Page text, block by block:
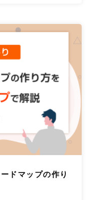
ドマップの作り